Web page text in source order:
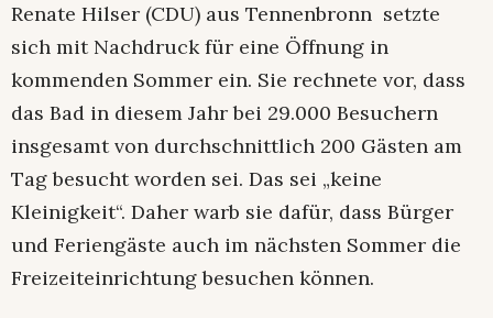
Renate Hilser (CDU) aus Tennenbronn setzte
sich mit Nachdruck für eine Öffnung in
kommenden Sommer ein. Sie rechnete vor, dass
das Bad in diesem Jahr bei 29.000 Besuchern
insgesamt von durchschnittlich 200 Gästen am
Tag besucht worden sei. Das sei „keine
Kleinigkeit“. Daher warb sie dafür, dass Bürger
und Feriengäste auch im nächsten Sommer die
Freizeiteinrichtung besuchen können.